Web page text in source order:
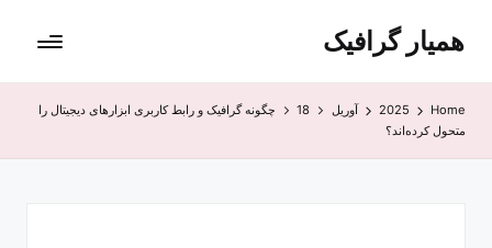
همیار گرافیک
Home
2025 آوریل 18
چگونه گرافیک و رابط کاربری ابزارهای دیجیتال را
متحول کرده‌اند؟